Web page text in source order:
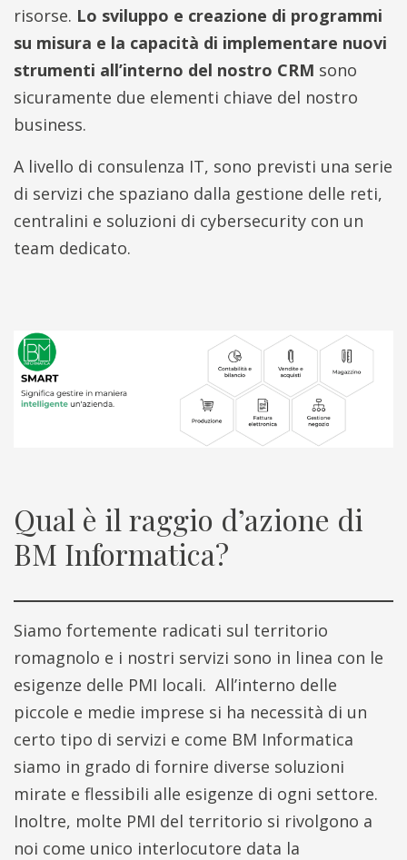
risorse. Lo sviluppo e creazione di programmi
su misura e la capacità di implementare nuovi
strumenti all’interno del nostro CRM sono
sicuramente due elementi chiave del nostro
business.
A livello di consulenza IT, sono previsti una serie
di servizi che spaziano dalla gestione delle reti,
centralini e soluzioni di cybersecurity con un
team dedicato.
Qual è il raggio d’azione di
BM Informatica?
Siamo fortemente radicati sul territorio
romagnolo e i nostri servizi sono in linea con le
esigenze delle PMI locali. All’interno delle
piccole e medie imprese si ha necessità di un
certo tipo di servizi e come BM Informatica
siamo in grado di fornire diverse soluzioni
mirate e flessibili alle esigenze di ogni settore.
Inoltre, molte PMI del territorio si rivolgono a
noi come unico interlocutore data la